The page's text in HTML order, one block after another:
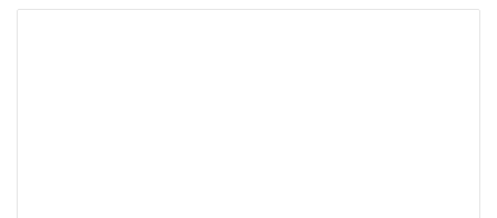
segnalazioni riguardo a “eventi inaccettabili” verificatisi in